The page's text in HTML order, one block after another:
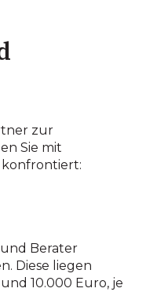
zur
Sie mit
konfrontiert:
Berater
Diese liegen
10.000 Euro, je